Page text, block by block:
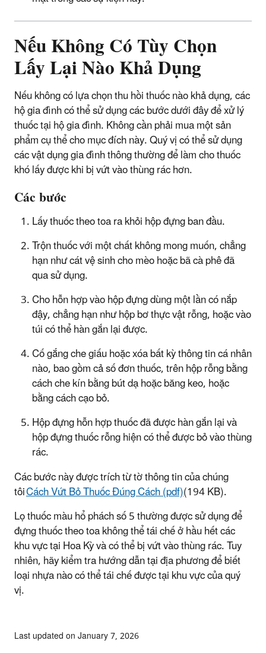
Nếu Không Có Tùy Chọn
Lấy Lại Nào Khả Dụng
Nếu không có lựa chọn thu hồi thuốc nào khả dụng, các
hộ gia đình có thể sử dụng các bước dưới đây để xử lý
thuốc tại hộ gia đình. Không cần phải mua một sản
phẩm cụ thể cho mục đích này. Quý vị có thể sử dụng
các vật dụng gia đình thông thường để làm cho thuốc
khó lấy được khi bị vứt vào thùng rác hơn.
Các bước
Lấy thuốc theo toa ra khỏi hộp đựng ban đầu.
Trộn thuốc với một chất không mong muốn, chẳng
hạn như cát vệ sinh cho mèo hoặc bã cà phê đã
qua sử dụng.
Cho hỗn hợp vào hộp đựng dùng một lần có nắp
đậy, chẳng hạn như hộp bơ thực vật rỗng, hoặc vào
túi có thể hàn gắn lại được.
Cố gắng che giấu hoặc xóa bất kỳ thông tin cá nhân
nào, bao gồm cả số đơn thuốc, trên hộp rỗng bằng
cách che kín bằng bút dạ hoặc băng keo, hoặc
bằng cách cạo bỏ.
Hộp đựng hỗn hợp thuốc đã được hàn gắn lại và
hộp đựng thuốc rỗng hiện có thể được bỏ vào thùng
rác.
Các bước này được trích từ tờ thông tin của chúng
tôiCách Vứt Bỏ Thuốc Đúng Cách (pdf)(194 KB).
Lọ thuốc màu hổ phách số 5 thường được sử dụng để
đựng thuốc theo toa không thể tái chế ở hầu hết các
khu vực tại Hoa Kỳ và có thể bị vứt vào thùng rác. Tuy
nhiên, hãy kiểm tra hướng dẫn tại địa phương để biết
loại nhựa nào có thể tái chế được tại khu vực của quý
vị.
Last updated on January 7, 2026